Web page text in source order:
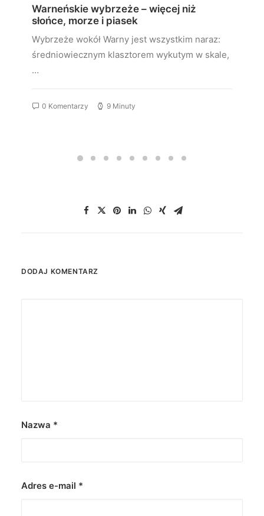
Warneńskie wybrzeże – więcej niż
słońce, morze i piasek
Wybrzeże wokół Warny jest wszystkim naraz:
średniowiecznym klasztorem wykutym w skale,
…
0 Komentarzy 9 Minuty
DODAJ KOMENTARZ
Nazwa *
Adres e-mail *